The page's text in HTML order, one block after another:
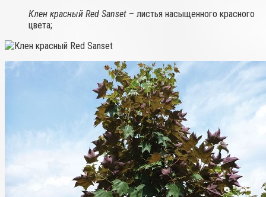
Клен красный Red Sanset – листья насыщенного красного
цвета;